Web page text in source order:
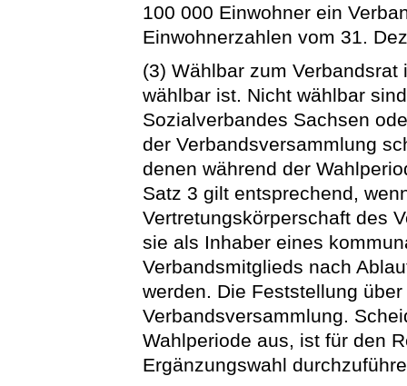
100 000 Einwohner ein
Einwohnerzahlen vom 31.
(3) Wählbar zum
wählbar ist. Nicht wählbar
Sozialverbandes Sachsen
der Verbandsversammlung
denen während der
Satz 3 gilt entsprechend,
Vertretungskörperschaft des
sie als Inhaber eines
Verbandsmitglieds nach
werden. Die Feststellung
Verbandsversammlung.
Wahlperiode aus, ist für den
Ergänzungswahl